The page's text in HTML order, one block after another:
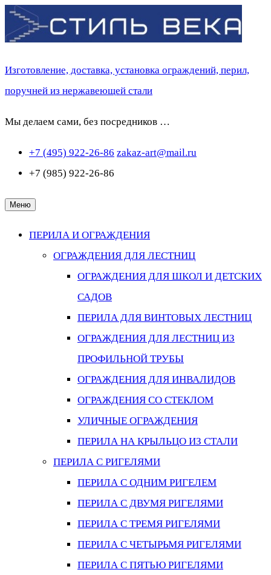
Перейти
к
Изготовление, доставка, установка ограждений, перил,
поручней из нержавеющей стали
Мы делаем сами, без посредников …
+7 (495) 922-26-86 zakaz-art@mail.ru
+7 (985) 922-26-86
Меню
ПЕРИЛА И ОГРАЖДЕНИЯ
ОГРАЖДЕНИЯ ДЛЯ ЛЕСТНИЦ
ОГРАЖДЕНИЯ ДЛЯ ШКОЛ И ДЕТСКИХ
САДОВ
ПЕРИЛА ДЛЯ ВИНТОВЫХ ЛЕСТНИЦ
ОГРАЖДЕНИЯ ДЛЯ ЛЕСТНИЦ ИЗ
ПРОФИЛЬНОЙ ТРУБЫ
ОГРАЖДЕНИЯ ДЛЯ ИНВАЛИДОВ
ОГРАЖДЕНИЯ СО СТЕКЛОМ
УЛИЧНЫЕ ОГРАЖДЕНИЯ
ПЕРИЛА НА КРЫЛЬЦО ИЗ СТАЛИ
ПЕРИЛА С РИГЕЛЯМИ
ПЕРИЛА С ОДНИМ РИГЕЛЕМ
ПЕРИЛА С ДВУМЯ РИГЕЛЯМИ
ПЕРИЛА С ТРЕМЯ РИГЕЛЯМИ
ПЕРИЛА С ЧЕТЫРЬМЯ РИГЕЛЯМИ
ПЕРИЛА С ПЯТЬЮ РИГЕЛЯМИ